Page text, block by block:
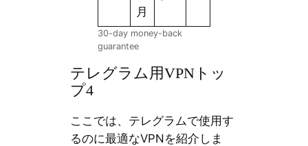
月
30-day money-back
guarantee
テレグラム用VPNトッ
プ4
ここでは、テレグラムで使用す
るのに最適なVPNを紹介しま